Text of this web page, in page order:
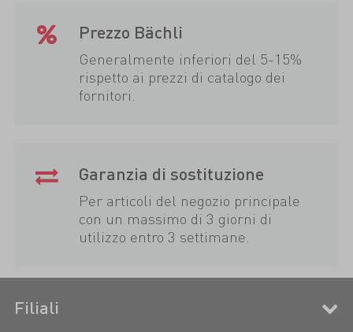
Prezzo Bächli
Generalmente inferiori del 5-15%
rispetto ai prezzi di catalogo dei
fornitori.
Garanzia di sostituzione
Per articoli del negozio principale
con un massimo di 3 giorni di
utilizzo entro 3 settimane.
Filiali